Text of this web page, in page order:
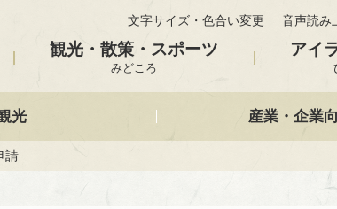
文字サイズ・色合い変更 音声読み
観光・散策・スポーツ
みどころ
アイ
光 産業・企業
請